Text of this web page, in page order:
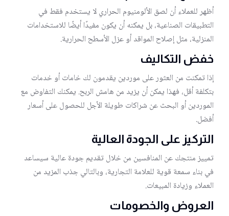
أظهر للعملاء أن لصق الألومنيوم الحراري لا يستخدم فقط في
التطبيقات الصناعية، بل يمكنه أن يكون مفيدًا أيضًا للاستخدامات
المنزلية، مثل إصلاح المواقد أو عزل الأسطح الحرارية.
خفض التكاليف
إذا تمكنت من العثور على موردين يقدمون لك خامات أو خدمات
بتكلفة أقل، فهذا يمكن أن يزيد من هامش الربح. يمكنك التفاوض مع
الموردين أو البحث عن شراكات طويلة الأجل للحصول على أسعار
أفضل.
التركيز على الجودة العالية
تمييز منتجك عن المنافسين من خلال تقديم جودة عالية سيساعد
في بناء سمعة قوية للعلامة التجارية، وبالتالي جذب المزيد من
العملاء وزيادة المبيعات.
العروض والخصومات